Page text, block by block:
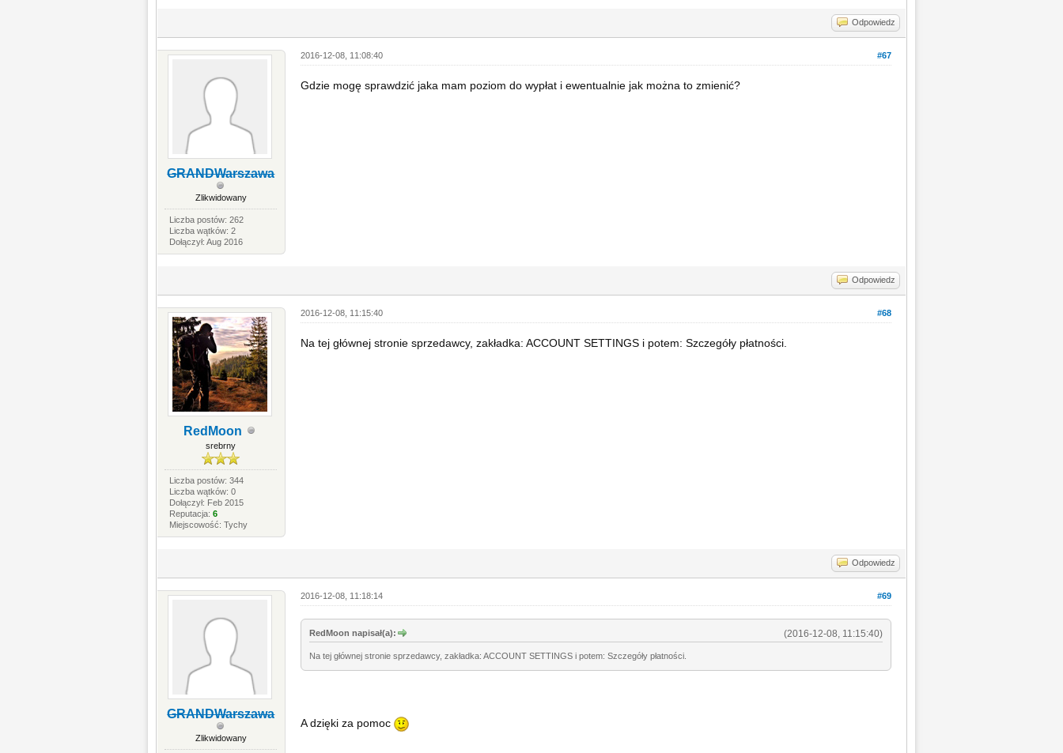
Odpowiedz
GRANDWarszawa
Zlikwidowany
Liczba postów: 262
Liczba wątków: 2
Dołączył: Aug 2016
#67
2016-12-08, 11:08:40
Gdzie mogę sprawdzić jaka mam poziom do wypłat i ewentualnie jak można to zmienić?
Odpowiedz
RedMoon
srebrny
Liczba postów: 344
Liczba wątków: 0
Dołączył: Feb 2015
Reputacja:6
Miejscowość: Tychy
#68
2016-12-08, 11:15:40
Na tej głównej stronie sprzedawcy, zakładka: ACCOUNT SETTINGS i potem: Szczegóły płatności.
Odpowiedz
GRANDWarszawa
Zlikwidowany
#69
2016-12-08, 11:18:14
(2016-12-08, 11:15:40)
RedMoon napisał(a):
Na tej głównej stronie sprzedawcy, zakładka: ACCOUNT SETTINGS i potem: Szczegóły płatności.
A dzięki za pomoc